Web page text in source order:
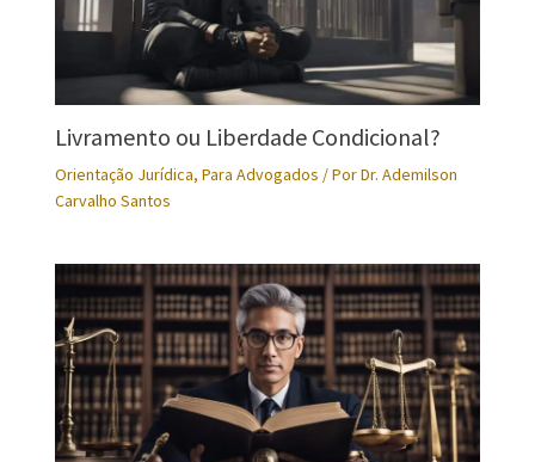
Livramento ou Liberdade Condicional?
Orientação Jurídica, Para Advogados / PorDr. Ademilson
Carvalho Santos